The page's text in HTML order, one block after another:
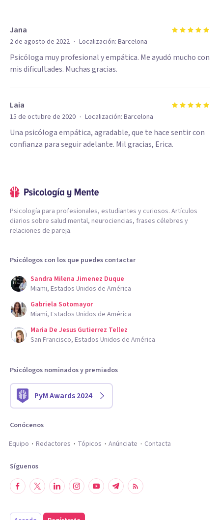
Jana
2 de agosto de 2022 · Localización: Barcelona
Psicóloga muy profesional y empática. Me ayudó mucho con
mis dificultades. Muchas gracias.
Laia
15 de octubre de 2020 · Localización: Barcelona
Una psicóloga empática, agradable, que te hace sentir con
confianza para seguir adelante. Mil gracias, Erica.
Psicología para profesionales, estudiantes y curiosos. Artículos
diarios sobre salud mental, neurociencias, frases célebres y
relaciones de pareja.
Psicólogos con los que puedes contactar
Sandra Milena Jimenez Duque
Miami, Estados Unidos de América
Gabriela Sotomayor
Miami, Estados Unidos de América
Maria De Jesus Gutierrez Tellez
San Francisco, Estados Unidos de América
Psicólogos nominados y premiados
PyM Awards 2024
Conócenos
Equipo
Redactores Tópicos Anúnciate Contacta
Síguenos